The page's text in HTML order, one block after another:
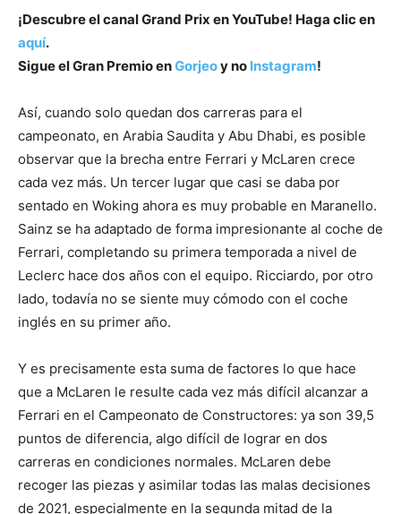
¡Descubre el canal Grand Prix en YouTube! Haga clic en
aquí.
Sigue el Gran Premio enGorjeoy no Instagram!
Así, cuando solo quedan dos carreras para el
campeonato, en Arabia Saudita y Abu Dhabi, es posible
observar que la brecha entre Ferrari y McLaren crece
cada vez más. Un tercer lugar que casi se daba por
sentado en Woking ahora es muy probable en Maranello.
Sainz se ha adaptado de forma impresionante al coche de
Ferrari, completando su primera temporada a nivel de
Leclerc hace dos años con el equipo. Ricciardo, por otro
lado, todavía no se siente muy cómodo con el coche
inglés en su primer año.
Y es precisamente esta suma de factores lo que hace
que a McLaren le resulte cada vez más difícil alcanzar a
Ferrari en el Campeonato de Constructores: ya son 39,5
puntos de diferencia, algo difícil de lograr en dos
carreras en condiciones normales. McLaren debe
recoger las piezas y asimilar todas las malas decisiones
de 2021, especialmente en la segunda mitad de la